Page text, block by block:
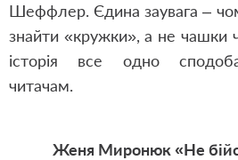
Шеффлер. Єдина заувага –
знайти «кружки», а не чашки
історія все одно
читачам.
Женя Миронюк «Не